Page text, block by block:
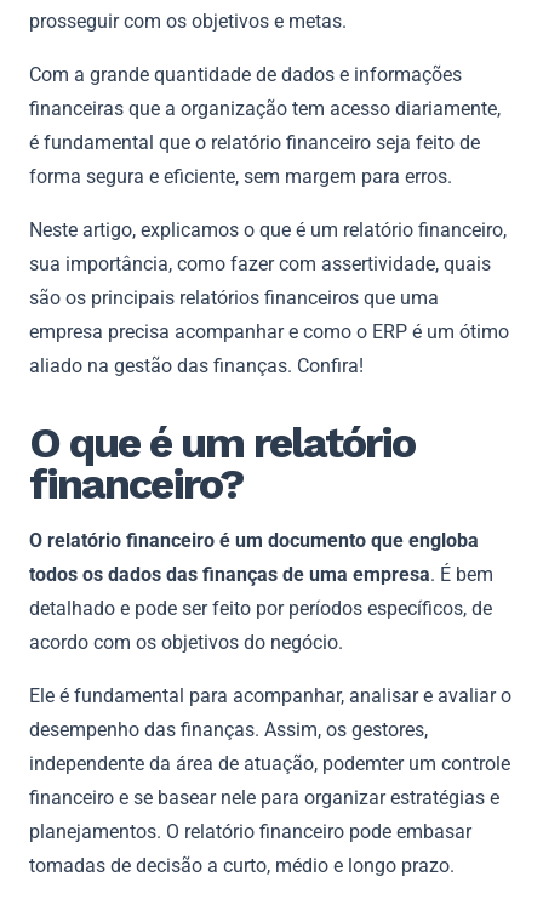
prosseguir com os objetivos e metas.
Com a grande quantidade de dados e informações
financeiras que a organização tem acesso diariamente,
é fundamental que o relatório financeiro seja feito de
forma segura e eficiente, sem margem para erros.
Neste artigo, explicamos o que é um relatório financeiro,
sua importância, como fazer com assertividade, quais
são os principais relatórios financeiros que uma
empresa precisa acompanhar e como o ERP é um ótimo
aliado na gestão das finanças. Confira!
O que é um relatório
financeiro?
O relatório financeiro é um documento que engloba
todos os dados das finanças de uma empresa. É bem
detalhado e pode ser feito por períodos específicos, de
acordo com os objetivos do negócio.
Ele é fundamental para acompanhar, analisar e avaliar o
desempenho das finanças. Assim, os gestores,
independente da área de atuação, podemter um controle
financeiro e se basear nele para organizar estratégias e
planejamentos. O relatório financeiro pode embasar
tomadas de decisão a curto, médio e longo prazo.